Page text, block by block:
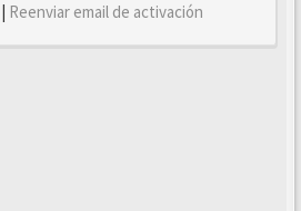
| Reenviar email de activación